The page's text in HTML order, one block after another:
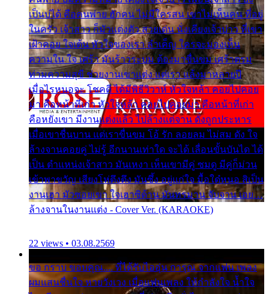
เป็นบ่ได้ คือคนพ่าย ฮักคน ไม่มีใครสน เขาไม่เห็นคน ที่อยู่
ในครัว เจ้าสาว ก็มัวแต่งตัว สวยเด่น นั่งเคียงเจ้าบ่าว ที่เขา
เฝ้าคอย ใจเต้น หัวใจของเรา ลำเค็ญ ใครจะมองเห็น
ความใน ใจ เศร้า มันร้าวระบม ต้องมาขื่นขม เศร้าตรม
ท่ามความสุขี ช่วยงานเขาแต่ง แต่เรา แล้งมาหลายปี
เมื่อไรหนอจะ โชคดี ได้มีพิธีวิวาห์ หัวใจหล้า คอยไปคอย
มา คือหน้าที่เก่า หัวใจหล้า คอยไปคอยมา คือหน้าที่เก่า
คือหยังเขา มีงานแต่งแล้ว ไปล้างแต่จาน ดั่งถูกประหาร
เมื่อเขาชื่นบาน แต่เราขื่นขม โอ้ รัก ลอยลม ไม่สม ดัง ใจ
ล้างจานคอยคู่ ไม่รู้ อีกนานเท่าใด จะได้ เลื่อนขั้นบันได ได้
เป็น ตำแหน่งเจ้าสาว มันเหงา เห็นเขามีคู่ ซมดู มีคู่ก็ม่วน
เข้าพาขวัญ เสียงโห่ตึงตึง มันซึ้ง อยู่แก่ใจ มื้อใด๋หนอ สิเป็น
งานเฮา มัวซอยเขา ใจเฮาซิด้าน มันทรมาน จับจาน เอย…
ล้างจานในงานแต่ง - Cover Ver. (KARAOKE)
22 views • 03.08.2569
ขอ กราบ ขอบคุณ.... ที่ได้รับไออุ่น การุณ จากแฟน เพลง
ผมแสนชื่นใจ หายวังเวง เมื่อแฟนเพลง ให้กำลังใจ น้ำใจ